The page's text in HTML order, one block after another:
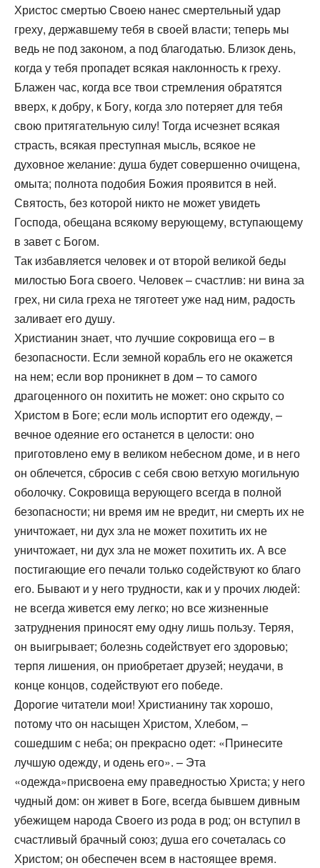
Христос смертью Своею нанес смертельный удар
греху, державшему тебя в своей власти; теперь мы
ведь не под законом, а под благодатью. Близок день,
когда у тебя пропадет всякая наклонность к греху.
Блажен час, когда все твои стремления обратятся
вверх, к добру, к Богу, когда зло потеряет для тебя
свою притягательную силу! Тогда исчезнет всякая
страсть, всякая преступная мысль, всякое не
духовное желание: душа будет совершенно очищена,
омыта; полнота подобия Божия проявится в ней.
Святость, без которой никто не может увидеть
Господа, обещана всякому верующему, вступающему
в завет с Богом.
Так избавляется человек и от второй великой беды
милостью Бога своего. Человек – счастлив: ни вина за
грех, ни сила греха не тяготеет уже над ним, радость
заливает его душу.
Христианин знает, что лучшие сокровища его – в
безопасности. Если земной корабль его не окажется
на нем; если вор проникнет в дом – то самого
драгоценного он похитить не может: оно скрыто со
Христом в Боге; если моль испортит его одежду, –
вечное одеяние его останется в целости: оно
приготовлено ему в великом небесном доме, и в него
он облечется, сбросив с себя свою ветхую могильную
оболочку. Сокровища верующего всегда в полной
безопасности; ни время им не вредит, ни смерть их не
уничтожает, ни дух зла не может похитить их не
уничтожает, ни дух зла не может похитить их. А все
постигающие его печали только содействуют ко благо
его. Бывают и у него трудности, как и у прочих людей:
не всегда живется ему легко; но все жизненные
затруднения приносят ему одну лишь пользу. Теряя,
он выигрывает; болезнь содействует его здоровью;
терпя лишения, он приобретает друзей; неудачи, в
конце концов, содействуют его победе.
Дорогие читатели мои! Христианину так хорошо,
потому что он насыщен Христом, Хлебом, –
сошедшим с неба; он прекрасно одет: «Принесите
лучшую одежду, и одень его». – Эта
«одежда»присвоена ему праведностью Христа; у него
чудный дом: он живет в Боге, всегда бывшем дивным
убежищем народа Своего из рода в род; он вступил в
счастливый брачный союз; душа его сочеталась со
Христом; он обеспечен всем в настоящее время.